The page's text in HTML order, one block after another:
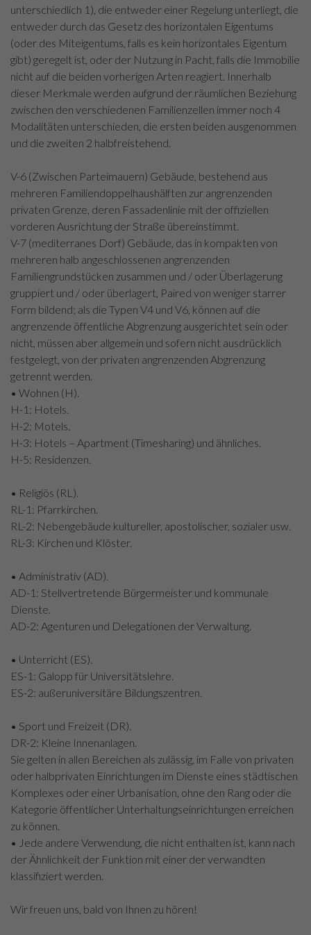
unterschiedlich 1), die entweder einer Regelung unterliegt, die
entweder durch das Gesetz des horizontalen Eigentums
(oder des Miteigentums, falls es kein horizontales Eigentum
gibt) geregelt ist, oder der Nutzung in Pacht, falls die Immobilie
nicht auf die beiden vorherigen Arten reagiert. Innerhalb
dieser Merkmale werden aufgrund der räumlichen Beziehung
zwischen den verschiedenen Familienzellen immer noch 4
Modalitäten unterschieden, die ersten beiden ausgenommen
und die zweiten 2 halbfreistehend.
V-6 (Zwischen Parteimauern) Gebäude, bestehend aus
mehreren Familiendoppelhaushälften zur angrenzenden
privaten Grenze, deren Fassadenlinie mit der offiziellen
vorderen Ausrichtung der Straße übereinstimmt.
V-7 (mediterranes Dorf) Gebäude, das in kompakten von
mehreren halb angeschlossenen angrenzenden
Familiengrundstücken zusammen und / oder Überlagerung
gruppiert und / oder überlagert, Paired von weniger starrer
Form bildend; als die Typen V4 und V6, können auf die
angrenzende öffentliche Abgrenzung ausgerichtet sein oder
nicht, müssen aber allgemein und sofern nicht ausdrücklich
festgelegt, von der privaten angrenzenden Abgrenzung
getrennt werden.
• Wohnen (H).
H-1: Hotels.
H-2: Motels.
H-3: Hotels – Apartment (Timesharing) und ähnliches.
H-5: Residenzen.
• Religiös (RL).
RL-1: Pfarrkirchen.
RL-2: Nebengebäude kultureller, apostolischer, sozialer usw.
RL-3: Kirchen und Klöster.
• Administrativ (AD).
AD-1: Stellvertretende Bürgermeister und kommunale
Dienste.
AD-2: Agenturen und Delegationen der Verwaltung.
• Unterricht (ES).
ES-1: Galopp für Universitätslehre.
ES-2: außeruniversitäre Bildungszentren.
• Sport und Freizeit (DR).
DR-2: Kleine Innenanlagen.
Sie gelten in allen Bereichen als zulässig, im Falle von privaten
oder halbprivaten Einrichtungen im Dienste eines städtischen
Komplexes oder einer Urbanisation, ohne den Rang oder die
Kategorie öffentlicher Unterhaltungseinrichtungen erreichen
zu können.
• Jede andere Verwendung, die nicht enthalten ist, kann nach
der Ähnlichkeit der Funktion mit einer der verwandten
klassifiziert werden.
Wir freuen uns, bald von Ihnen zu hören!